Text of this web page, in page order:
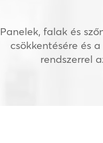
Panelek, falak és
csökkentésére és
rendszerrel